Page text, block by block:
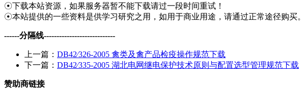
☉下载本站资源，如果服务器暂不能下载请过一段时间重试！
☉本站提供的一些资料是供学习研究之用，如用于商业用途，请通过正常途径购买。
------分隔线----------------------------
上一篇： DB42∕326-2005 禽类及禽产品检疫操作规范下载
下一篇： DB42∕335-2005 湖北电网继电保护技术原则与配置选型管理规范下载
赞助商链接